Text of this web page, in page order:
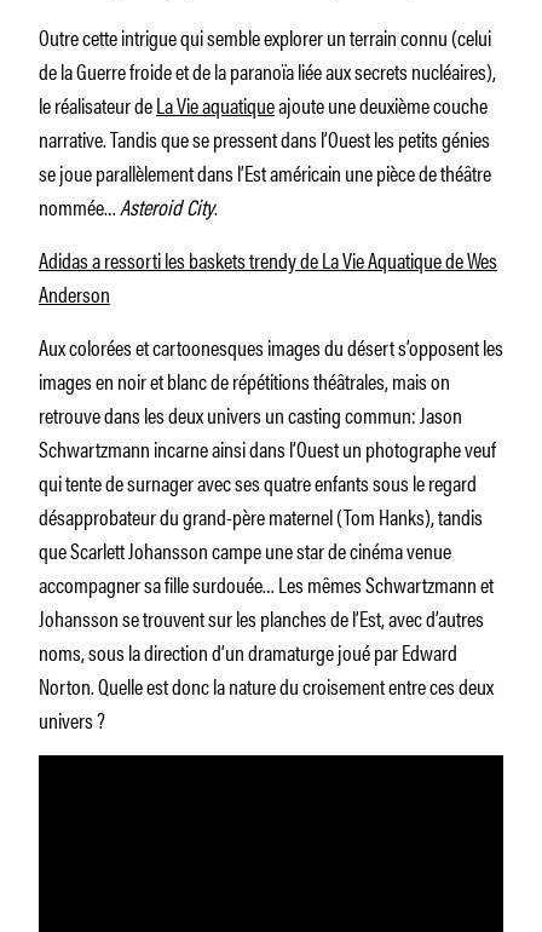
Outre cette intrigue qui semble explorer un terrain connu (celui
de la Guerre froide et de la paranoïa liée aux secrets nucléaires),
le réalisateur deLa Vie aquatiqueajoute une deuxième couche
narrative. Tandis que se pressent dans l’Ouest les petits génies
se joue parallèlement dans l’Est américain une pièce de théâtre
nommée…Asteroid City.
Adidas a ressorti les baskets trendy de La Vie Aquatique de Wes
Anderson
Aux colorées et cartoonesques images du désert s’opposent les
images en noir et blanc de répétitions théâtrales, mais on
retrouve dans les deux univers un casting commun: Jason
Schwartzmann incarne ainsi dans l’Ouest un photographe veuf
qui tente de surnager avec ses quatre enfants sous le regard
désapprobateur du grand-père maternel (Tom Hanks), tandis
que Scarlett Johansson campe une star de cinéma venue
accompagner sa fille surdouée… Les mêmes Schwartzmann et
Johansson se trouvent sur les planches de l’Est, avec d’autres
noms, sous la direction d’un dramaturge joué par Edward
Norton. Quelle est donc la nature du croisement entre ces deux
univers ?